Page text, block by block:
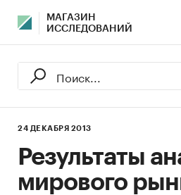
МАГАЗИН
ИССЛЕДОВАНИЙ
24 ДЕКАБРЯ 2013
Результаты
мирового